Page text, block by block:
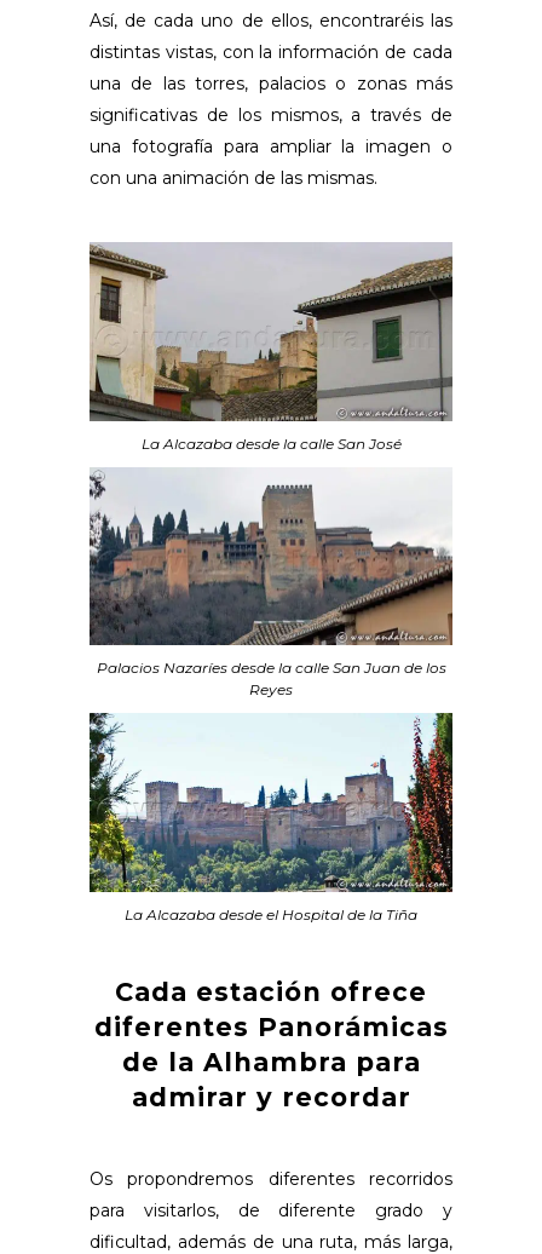
Así, de cada uno de ellos, encontraréis las
distintas vistas, con la información de cada
una de las torres, palacios o zonas más
significativas de los mismos, a través de
una fotografía para ampliar la imagen o
con una animación de las mismas.
La Alcazaba desde la calle San José
Palacios Nazaríes desde la calle San Juan de los
Reyes
La Alcazaba desde el Hospital de la Tiña
Cada estación ofrece
diferentes Panorámicas
de la Alhambra para
admirar y recordar
Os propondremos diferentes recorridos
para visitarlos, de diferente grado y
dificultad, además de una ruta, más larga,